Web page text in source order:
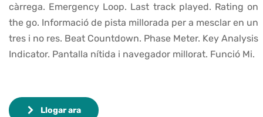
càrrega. Emergency Loop. Last track played. Rating on
the go. Informació de pista millorada per a mesclar en un
tres i no res. Beat Countdown. Phase Meter. Key Analysis
Indicator. Pantalla nítida i navegador millorat. Funció Mi.
Llogar ara